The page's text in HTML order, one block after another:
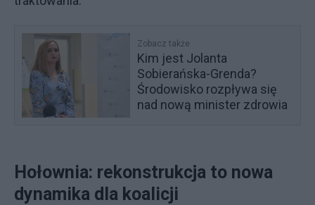
Zobacz także
Kim jest Jolanta
Sobierańska-Grenda?
Środowisko rozpływa się
nad nową minister zdrowia
Hołownia: rekonstrukcja to nowa
dynamika dla koalicji